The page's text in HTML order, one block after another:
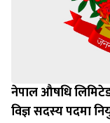
नेपाल औषधि
विज्ञ सदस्य पदमा